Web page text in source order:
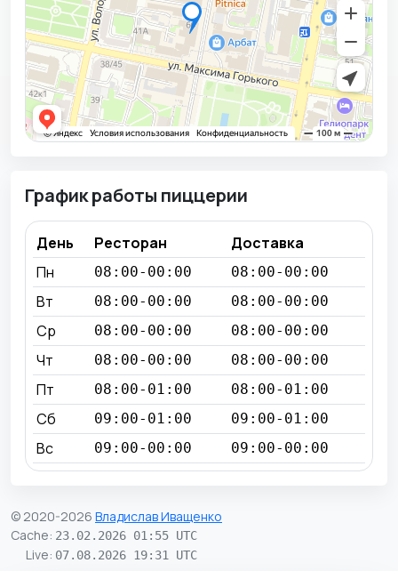
График работы пиццерии
День Ресторан
Доставка
Пн
08:00-00:00 08:00-00:00
Вт 08:00-00:00 08:00-00:00
Ср 08:00-00:00 08:00-00:00
Чт 08:00-00:00 08:00-00:00
Пт 08:00-01:00 08:00-01:00
Сб 09:00-01:00 09:00-01:00
Вс 09:00-00:00 09:00-00:00
© 2020-2026 Владислав Иващенко
Cache: 23.02.2026 01:55 UTC
Live: 07.08.2026 19:31 UTC